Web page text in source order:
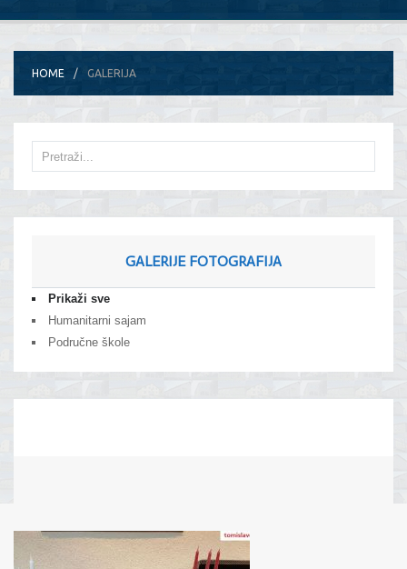
HOME GALERIJA
GALERIJE FOTOGRAFIJA
Prikaži sve
Humanitarni sajam
Područne škole